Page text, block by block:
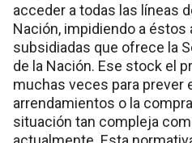
acceder a todas las líneas
Nación, impidiendo a éstos
subsidiadas que ofrece la
de la Nación. Ese stock el
muchas veces para prever
arrendamientos o la
situación tan compleja